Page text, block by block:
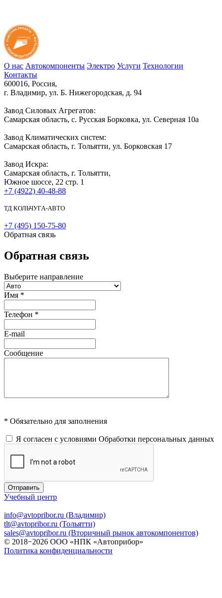
О нас Автокомпоненты Электро Услуги Технологии
Контакты
600016, Россия,
г. Владимир, ул. Б. Нижегородская, д. 94
Завод Силовых Агрегатов:
Самарская область, с. Русская Борковка, ул. Северная 10а
Завод Климатических систем:
Самарская область, г. Тольятти, ул. Борковская 17
Завод Искра:
Самарская область, г. Тольятти,
Южное шоссе, 22 стр. 1
+7 (4922) 40-48-88
ТД КОЛЬЧУГА-АВТО
+7 (495) 150-75-80
Обратная связь
Обратная связь
Выберите направление
Имя *
Телефон *
E-mail
Сообщение
* Обязательно для заполнения
Я согласен с условиями Обработки персональных данных
Отправить
Учебный центр
info@avtopribor.ru (Владимир)
tlt@avtopribor.ru (Тольятти)
sales@avtopribor.ru (Вторичный рынок автокомпонентов)
© 2018−2026 ООО «НПК «Автоприбор»
Политика конфиденциальности